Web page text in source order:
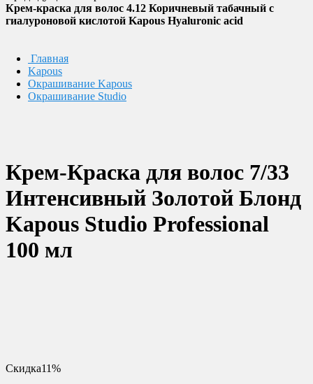
Крем-краска для волос 4.12 Коричневый табачный с
гиалуроновой кислотой Kapous Hyaluronic acid
Главная
Kapous
Окрашивание Kapous
Окрашивание Studio
Крем-Краска для волос 7/33
Интенсивный Золотой Блонд
Kapous Studio Professional
100 мл
Скидка11%